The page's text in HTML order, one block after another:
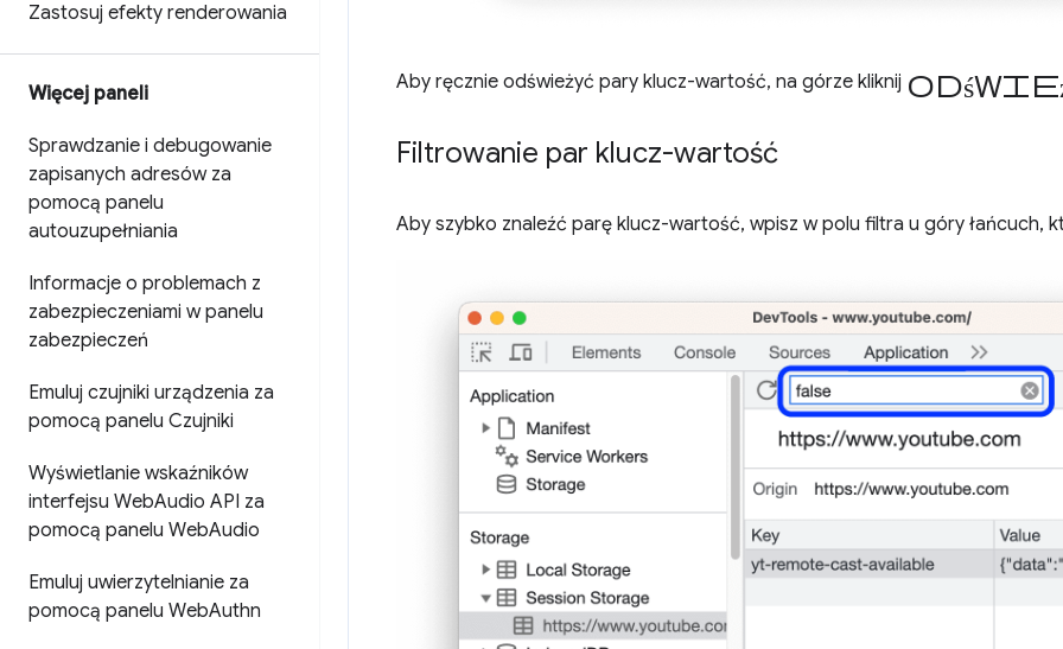
Zastosuj efekty renderowania
Więcej paneli
Sprawdzanie i debugowanie
zapisanych adresów za
pomocą panelu
autouzupełniania
Informacje o problemach z
zabezpieczeniami w panelu
zabezpieczeń
Emuluj czujniki urządzenia za
pomocą panelu Czujniki
Wyświetlanie wskaźników
interfejsu WebAudio API za
pomocą panelu WebAudio
Emuluj uwierzytelnianie za
pomocą panelu WebAuthn
Aby ręcznie odświeżyć pary klucz-wartość, na górze kliknij
Filtrowanie par klucz-wartość
Aby szybko znaleźć parę klucz-wartość, wpisz w polu filtra u góry łańcuch,